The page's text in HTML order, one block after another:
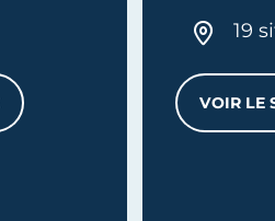
CLÉ EN MAIN -
19
VOIR LE